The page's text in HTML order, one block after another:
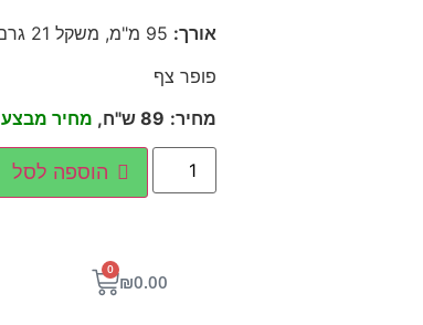
אורך: מ"מ, משקל 21 גרם
פופר צף
מחיר:
89 ש"ח, מחיר מבצע 69 ש"ח
הוספה לסל
₪0.00
0